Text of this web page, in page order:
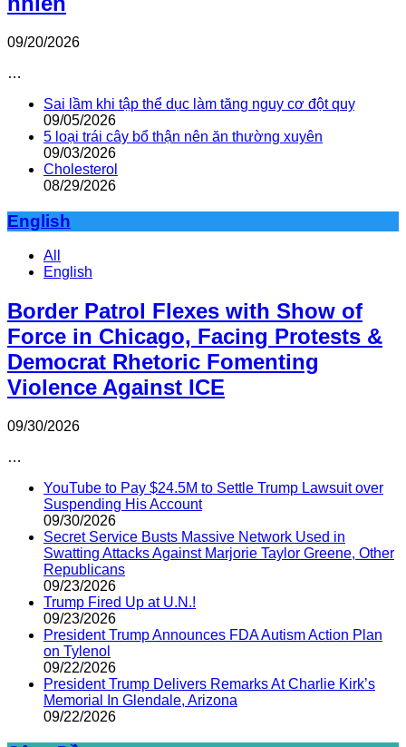
09/20/2026
…
Sai lầm khi tập thể dục làm tăng nguy cơ đột quỵ
09/05/2026
5 loại trái cây bổ thận nên ăn thường xuyên
09/03/2026
Cholesterol
08/29/2026
English
All
English
Border Patrol Flexes with Show of
Force in Chicago, Facing Protests &
Democrat Rhetoric Fomenting
Violence Against ICE
09/30/2026
…
YouTube to Pay $24.5M to Settle Trump Lawsuit over
Suspending His Account
09/30/2026
Secret Service Busts Massive Network Used in
Swatting Attacks Against Marjorie Taylor Greene, Other
Republicans
09/23/2026
Trump Fired Up at U.N.!
09/23/2026
President Trump Announces FDA Autism Action Plan
on Tylenol
09/22/2026
President Trump Delivers Remarks At Charlie Kirk’s
Memorial In Glendale, Arizona
09/22/2026